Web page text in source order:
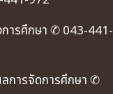
ารศึกษา ✆ 043-441-
การจัดการศึกษา ✆